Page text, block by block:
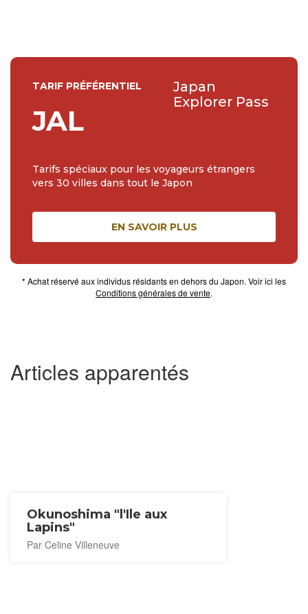
Articles apparentés
Okunoshima "l'Ile aux
Lapins"
Par Celine Villeneuve
TARIF PRÉFÉRENTIEL
JAL
Japan
Explorer Pass
Tarifs spéciaux pour les voyageurs étrangers
vers 30 villes dans tout le Japon
EN SAVOIR PLUS
* Achat réservé aux individus résidants en dehors du Japon. Voir ici les
Conditions générales de vente.